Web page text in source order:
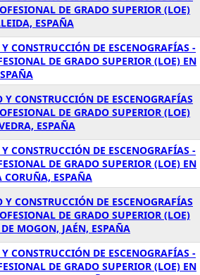
DE GRADO SUPERIOR (LOE)
ESPAÑA
CONSTRUCCIÓN DE ESCENOGRAFÍAS -
DE GRADO SUPERIOR (LOE) EN
Y CONSTRUCCIÓN DE ESCENOGRAFÍAS
DE GRADO SUPERIOR (LOE)
ESPAÑA
CONSTRUCCIÓN DE ESCENOGRAFÍAS -
DE GRADO SUPERIOR (LOE) EN
CORUÑA, ESPAÑA
Y CONSTRUCCIÓN DE ESCENOGRAFÍAS
DE GRADO SUPERIOR (LOE)
MOGON, JAÉN, ESPAÑA
CONSTRUCCIÓN DE ESCENOGRAFÍAS -
DE GRADO SUPERIOR (LOE) EN